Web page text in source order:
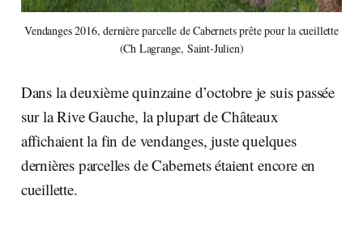
Vendanges 2016, dernière parcelle de Cabernets prête pour la cueillette
(Ch Lagrange, Saint-Julien)
Dans la deuxième quinzaine d’octobre je suis passée
sur la Rive Gauche, la plupart de Châteaux
affichaient la fin de vendanges, juste quelques
dernières parcelles de Cabernets étaient encore en
cueillette.